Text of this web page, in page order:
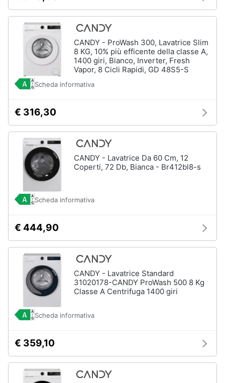
CANDY - ProWash 300, Lavatrice Slim
8 KG, 10% più efficente della classe A,
1400 giri, Bianco, Inverter, Fresh
Vapor, 8 Cicli Rapidi, GD 48S5-S
Scheda informativa
€ 316,30
CANDY - Lavatrice Da 60 Cm, 12
Coperti, 72 Db, Bianca - Br412bl8-s
Scheda informativa
€ 444,90
CANDY - Lavatrice Standard
31020178-CANDY ProWash 500 8 Kg
Classe A Centrifuga 1400 giri
Scheda informativa
€ 359,10